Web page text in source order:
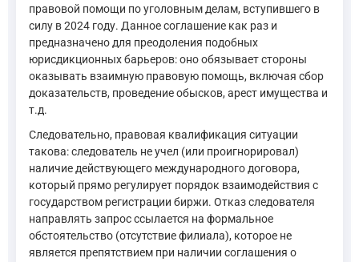
правовой помощи по уголовным делам, вступившего в
силу в 2024 году. Данное соглашение как раз и
предназначено для преодоления подобных
юрисдикционных барьеров: оно обязывает стороны
оказывать взаимную правовую помощь, включая сбор
доказательств, проведение обысков, арест имущества и
т.д.
Следовательно, правовая квалификация ситуации
такова: следователь не учел (или проигнорировал)
наличие действующего международного договора,
который прямо регулирует порядок взаимодействия с
государством регистрации биржи. Отказ следователя
направлять запрос ссылается на формальное
обстоятельство (отсутствие филиала), которое не
является препятствием при наличии соглашения о